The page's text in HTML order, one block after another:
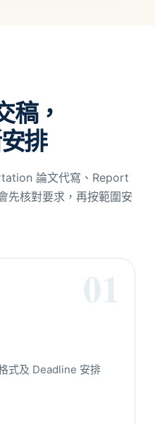
稿，
排
論文代寫、Report
先核對要求，再按範圍安
式及 Deadline 安排